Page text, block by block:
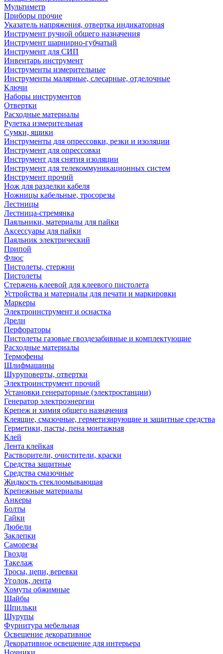
Мультиметр
Приборы прочие
Указатель напряжения, отвертка индикаторная
Инструмент ручной общего назначения
Инструмент шарнирно-губчатый
Инструмент для СИП
Инвентарь инструмент
Инструменты измерительные
Инструменты малярные, слесарные, отделочные
Ключи
Наборы инструментов
Отвертки
Расходные материалы
Рулетка измерительная
Сумки, ящики
Инструменты для опрессовки, резки и изоляции
Инструмент для опрессовки
Инструмент для снятия изоляции
Инструмент для телекоммуникационных систем
Инструмент прочий
Нож для разделки кабеля
Ножницы кабельные, тросорезы
Лестницы
Лестница-стремянка
Паяльники, материалы для пайки
Аксессуары для пайки
Паяльник электрический
Припой
Флюс
Пистолеты, стержни
Пистолеты
Стержень клеевой для клеевого пистолета
Устройства и материалы для печати и маркировки
Маркеры
Электроинструмент и оснастка
Дрели
Перфораторы
Пистолеты газовые гвоздезабивные и комплектующие
Расходные материалы
Термофены
Шлифмашины
Шуруповерты, отвертки
Электроинструмент прочий
Установки генераторные (электростанции)
Генератор электроэнергии
Крепеж и химия общего назначения
Клеящие, смазочные, герметизирующие и защитные средства
Герметики, пасты, пена монтажная
Клей
Лента клейкая
Растворители, очистители, краски
Средства защитные
Средства смазочные
Жидкость стеклоомывающая
Крепежные материалы
Анкеры
Болты
Гайки
Дюбели
Заклепки
Саморезы
Гвозди
Такелаж
Тросы, цепи, веревки
Уголок, лента
Хомуты обжимные
Шайбы
Шпильки
Шурупы
Фурнитура мебельная
Освещение декоративное
Декоративное освещение для интерьера
Ночники